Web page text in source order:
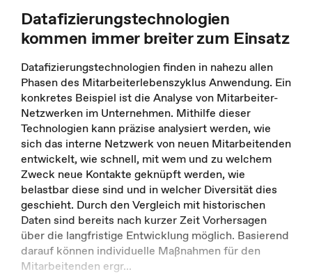
Datafizierungstechnologien
kommen immer breiter zum Einsatz
Datafizierungstechnologien finden in nahezu allen
Phasen des Mitarbeiterlebenszyklus Anwendung. Ein
konkretes Beispiel ist die Analyse von Mitarbeiter-
Netzwerken im Unternehmen. Mithilfe dieser
Technologien kann präzise analysiert werden, wie
sich das interne Netzwerk von neuen Mitarbeitenden
entwickelt, wie schnell, mit wem und zu welchem
Zweck neue Kontakte geknüpft werden, wie
belastbar diese sind und in welcher Diversität dies
geschieht. Durch den Vergleich mit historischen
Daten sind bereits nach kurzer Zeit Vorhersagen
über die langfristige Entwicklung möglich. Basierend
darauf können individuelle Maßnahmen für den
Mitarbeitenden ergr...